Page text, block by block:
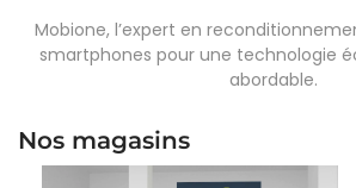
Mobione, l’expert en
smartphones pour une technologie
abordable.
Nos magasins